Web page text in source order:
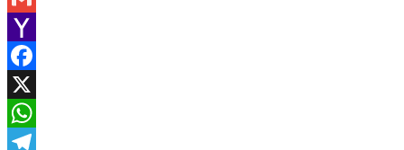
Gmail
Yahoo
Mail
Facebook
X
WhatsApp